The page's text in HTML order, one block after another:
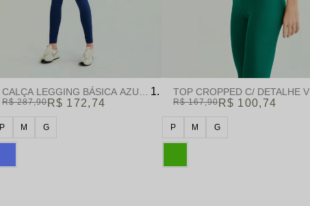
CALÇA LEGGING BÁSICA AZUL | FLEXION
R$ 287,90R$ 172,74
P M G
TOP CROPPED C/ DETALHE
R$ 167,90R$ 100,74
P M G